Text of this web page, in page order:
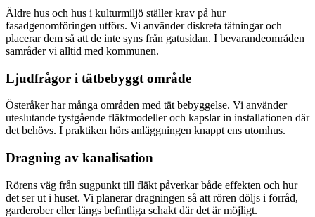
Äldre hus och hus i kulturmiljö ställer krav på hur
fasadgenomföringen utförs. Vi använder diskreta tätningar och
placerar dem så att de inte syns från gatusidan. I bevarandeområden
samråder vi alltid med kommunen.
Ljudfrågor i tätbebyggt område
Österåker har många områden med tät bebyggelse. Vi använder
uteslutande tystgående fläktmodeller och kapslar in installationen där
det behövs. I praktiken hörs anläggningen knappt ens utomhus.
Dragning av kanalisation
Rörens väg från sugpunkt till fläkt påverkar både effekten och hur
det ser ut i huset. Vi planerar dragningen så att rören döljs i förråd,
garderober eller längs befintliga schakt där det är möjligt.